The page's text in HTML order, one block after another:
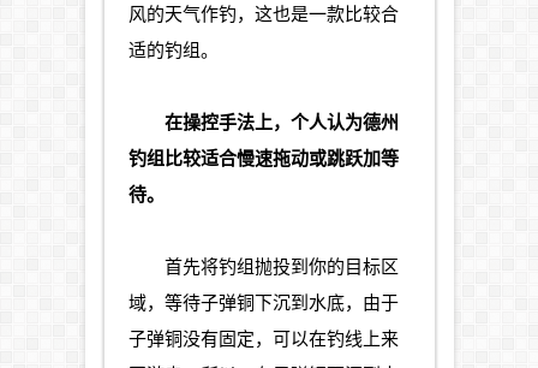
风的天气作钓，这也是一款比较合
适的钓组。
在操控手法上，个人认为德州
钓组比较适合慢速拖动或跳跃加等
待。
首先将钓组抛投到你的目标区
域，等待子弹铜下沉到水底，由于
子弹铜没有固定，可以在钓线上来